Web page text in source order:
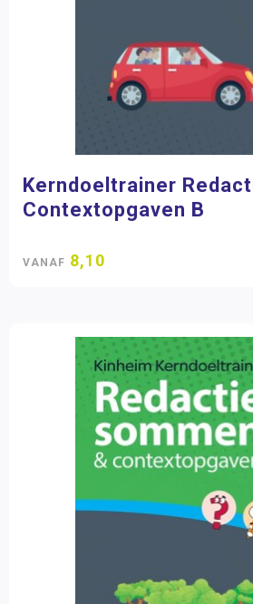
Kerndoeltrainer
Contextopgaven B
VANAF 8,10